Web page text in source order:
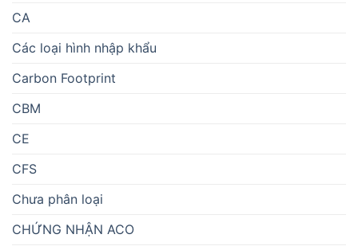
CA
Các loại hình nhập khẩu
Carbon Footprint
CBM
CE
CFS
Chưa phân loại
CHỨNG NHẬN ACO